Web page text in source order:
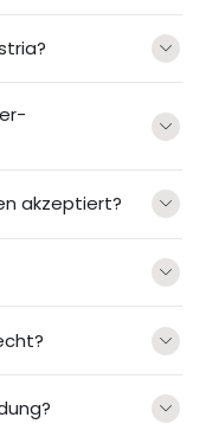
akzeptiert?